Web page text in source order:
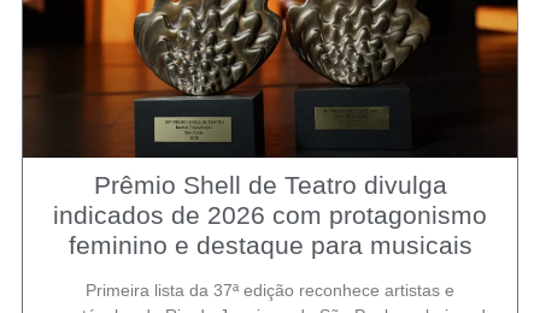
Prêmio Shell de Teatro divulga
indicados de 2026 com protagonismo
feminino e destaque para musicais
Primeira lista da 37ª edição reconhece artistas e